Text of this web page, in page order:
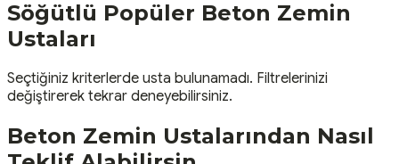
Söğütlü Popüler Beton Zemin
Ustaları
Seçtiğiniz kriterlerde usta bulunamadı. Filtrelerinizi
değiştirerek tekrar deneyebilirsiniz.
Beton Zemin Ustalarından Nasıl